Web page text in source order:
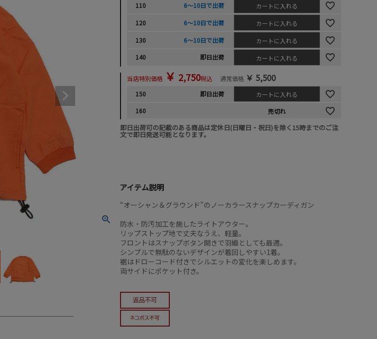
110
6～10日で出荷
カートに入れる
120
6～10日で出荷
カートに入れる
130
6～10日で出荷
カートに入れる
140
即日出荷 カートに入れる
当店特別価格 ￥ 2,750税込 通常価格 ￥ 5,500
150 即日出荷
カートに入れる
160
売切れ
即日出荷可の記載のある商品は定休日(日曜日・祝日)を除く15時までのご注
文で即日発送可能となります。
アイテム説明
“オーシャン＆グラウンド”のノーカラースナップカーディガン
防水・防汚加工を施したライトアウター。
リップストップ地で丈夫なうえ、軽量。
フロントはスナップボタン開きで羽織としても最適。
シンプルで無駄のないデザインが着回しやすい1着。
裾はドローコード付きでシルエットの変化を楽しめます。
両サイドにポケット付き。